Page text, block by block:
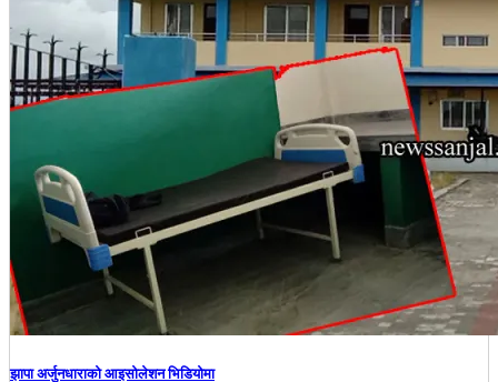
झापा अर्जुनधाराको आइसोलेशन भिडियोमा